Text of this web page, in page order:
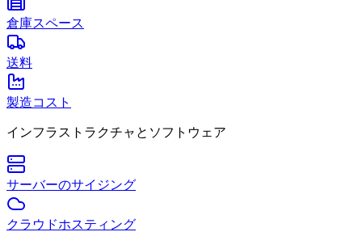
倉庫スペース
送料
製造コスト
インフラストラクチャとソフトウェア
サーバーのサイジング
クラウドホスティング